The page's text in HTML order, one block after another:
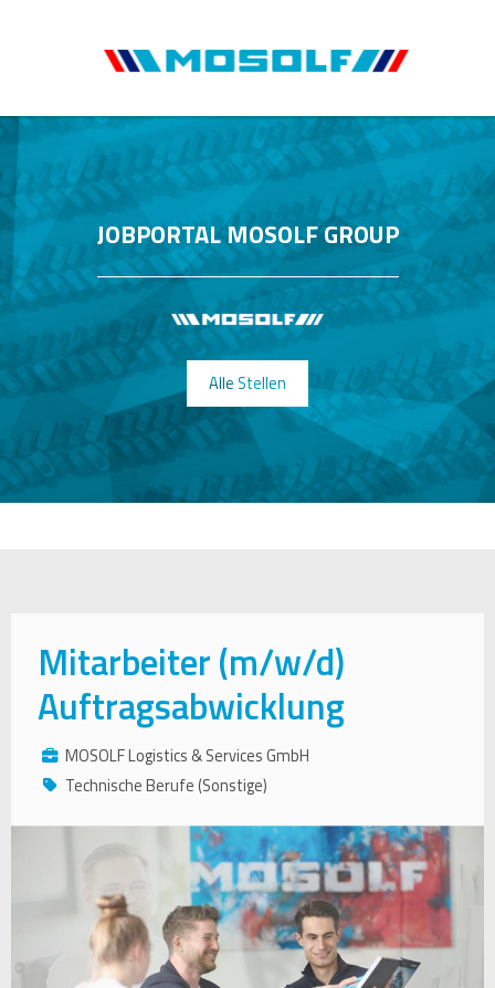
JOBPORTAL MOSOLF GROUP
Alle Stellen
Mitarbeiter (m/w/d)
Auftragsabwicklung
MOSOLF Logistics & Services GmbH
Technische Berufe (Sonstige)